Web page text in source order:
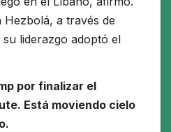
a través de
liderazgo adoptó el
por finalizar el
Está moviendo cielo